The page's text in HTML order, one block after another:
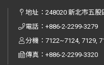
地址：248020 新北市五
電話：+886-2-2299-3279
分機：7122~7124, 7129,
傳真：+886-2-2299-3320